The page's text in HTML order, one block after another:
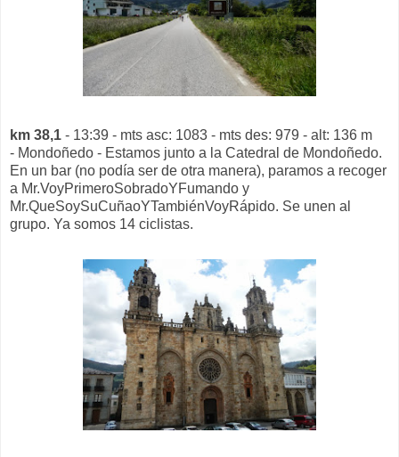
km 38,1 - 13:39 - mts asc: 1083 - mts des: 979 - alt: 136 m
- Mondoñedo - Estamos junto a la Catedral de Mondoñedo.
En un bar (no podía ser de otra manera), paramos a recoger
a Mr.VoyPrimeroSobradoYFumando y
Mr.QueSoySuCuñaoYTambiénVoyRápido. Se unen al
grupo. Ya somos 14 ciclistas.